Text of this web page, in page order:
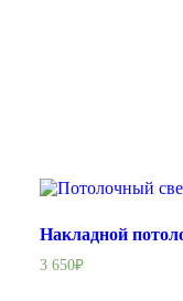
Накладной
3 650₽